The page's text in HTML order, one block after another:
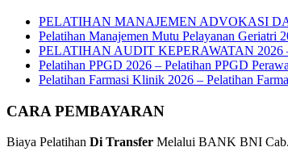
PELATIHAN MANAJEMEN ADVOKASI
Pelatihan Manajemen Mutu Pelayanan Geriatri
PELATIHAN AUDIT KEPERAWATAN 2026
Pelatihan PPGD 2026 – Pelatihan PPGD
Pelatihan Farmasi Klinik 2026 – Pelatihan
CARA PEMBAYARAN
Biaya Pelatihan Di Transfer Melalui BANK BNI Cab.